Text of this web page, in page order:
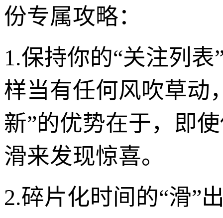
份专属攻略：
1.保持你的“关注列
样当有任何风吹草动
新”的优势在于，即
滑来发现惊喜。
2.碎片化时间的“滑”